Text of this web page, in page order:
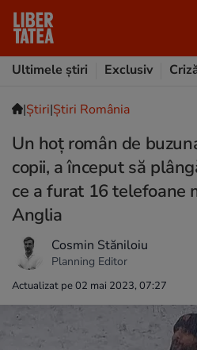
Ultimele știri
Exclusiv
|Ştiri|Știri România
Un hoț român de
copii, a început să
ce a furat 16 telefoane
Anglia
Cosmin Stăniloiu
Planning Editor
Actualizat pe 02 mai 2023, 07:27